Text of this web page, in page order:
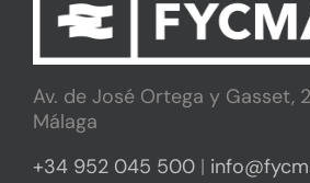
Av. de José Ortega y Gasset,
Málaga
+34 952 045 500 |